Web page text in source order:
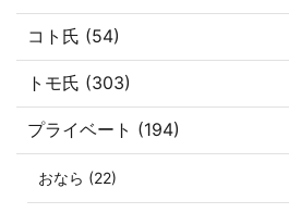
コト氏 (54)
トモ氏 (303)
プライベート (194)
おなら (22)